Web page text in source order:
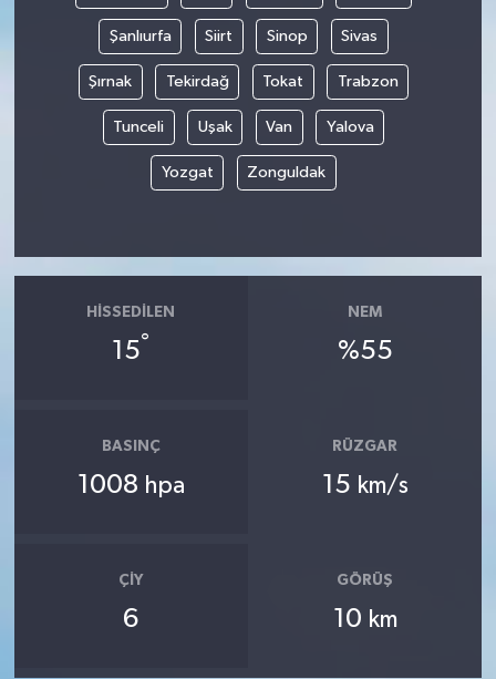
Şanlıurfa Siirt Sinop Sivas
Şırnak Tekirdağ Tokat Trabzon
Tunceli Uşak Van Yalova
Yozgat Zonguldak
HISSEDILEN
15°
NEM
%55
BASINÇ
1008 hpa
RÜZGAR
15 km/s
ÇIY
6
GÖRÜŞ
10 km